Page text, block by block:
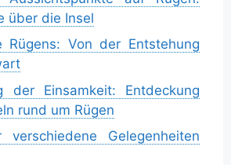
über die Insel
Rügens: Von der Entstehung
der Einsamkeit: Entdeckung
rund um Rügen
Gelegenheiten